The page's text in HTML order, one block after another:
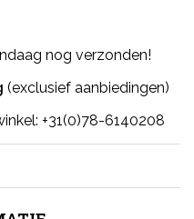
nog verzonden!
(exclusief aanbiedingen)
+31(0)78-6140208